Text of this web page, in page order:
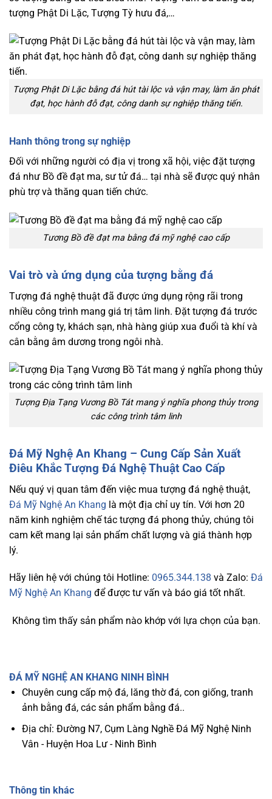
tượng Phật Di Lặc, Tượng Tỳ hưu đá,…
Tượng Phật Di Lặc bằng đá hút tài lộc và vận may, làm ăn phát
đạt, học hành đỗ đạt, công danh sự nghiệp thăng tiến.
Hanh thông trong sự nghiệp
Đối với những người có địa vị trong xã hội, việc đặt tượng
đá như Bồ đề đạt ma, sư tử đá… tại nhà sẽ được quý nhân
phù trợ và thăng quan tiến chức.
Tương Bồ đề đạt ma bằng đá mỹ nghệ cao cấp
Vai trò và ứng dụng của tượng bằng đá
Tượng đá nghệ thuật đã được ứng dụng rộng rãi trong
nhiều công trình mang giá trị tâm linh. Đặt tượng đá trước
cổng công ty, khách sạn, nhà hàng giúp xua đuổi tà khí và
cân bằng âm dương trong ngôi nhà.
Tượng Địa Tạng Vương Bồ Tát mang ý nghĩa phong thủy trong
các công trình tâm linh
Đá Mỹ Nghệ An Khang – Cung Cấp Sản Xuất
Điêu Khắc Tượng Đá Nghệ Thuật Cao Cấp
Nếu quý vị quan tâm đến việc mua tượng đá nghệ thuật,
Đá Mỹ Nghệ An Khang là một địa chỉ uy tín. Với hơn 20
năm kinh nghiệm chế tác tượng đá phong thủy, chúng tôi
cam kết mang lại sản phẩm chất lượng và giá thành hợp
lý.
Hãy liên hệ với chúng tôi Hotline: 0965.344.138 và Zalo: Đá
Mỹ Nghệ An Khang để được tư vấn và báo giá tốt nhất.
Không tìm thấy sản phẩm nào khớp với lựa chọn của bạn.
ĐÁ MỸ NGHỆ AN KHANG NINH BÌNH
Chuyên cung cấp mộ đá, lăng thờ đá, con giống, tranh
ảnh bằng đá, các sản phẩm bằng đá..
Địa chỉ: Đường N7, Cụm Làng Nghề Đá Mỹ Nghệ Ninh
Vân - Huyện Hoa Lư - Ninh Bình
Thông tin khác